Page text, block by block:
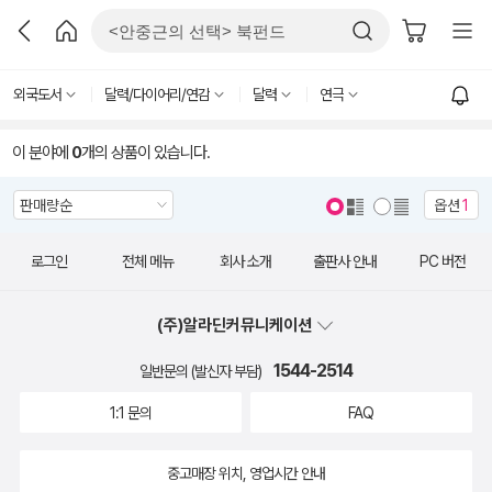
외국도서 달력/다이어리/연감 달력 연극
이 분야에 0개의 상품이 있습니다.
옵션1
로그인 전체 메뉴 회사 소개 출판사 안내 PC 버전
(주)알라딘커뮤니케이션
일반문의 (발신자 부담) 1544-2514
1:1 문의 FAQ
중고매장 위치, 영업시간 안내